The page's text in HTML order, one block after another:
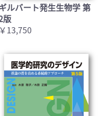
ルバート発生生物学 第
版
￥13,750